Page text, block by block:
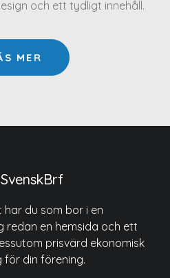
och ett tydligt innehåll.
MER
har du som bor i en
en hemsida och ett
prisvärd ekonomisk
din förening.